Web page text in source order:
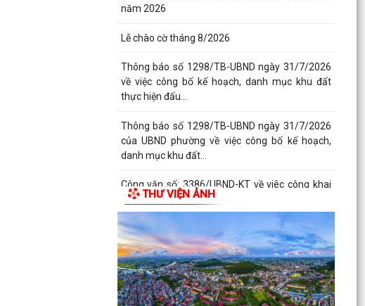
năm 2026
Lễ chào cờ tháng 8/2026
Thông báo số 1298/TB-UBND ngày 31/7/2026
về việc công bố kế hoạch, danh mục khu đất
thực hiện đấu...
Thông báo số 1298/TB-UBND ngày 31/7/2026
của UBND phường về việc công bố kế hoạch,
danh mục khu đất...
Công văn số: 3386/UBND-KT về viêc công khai
Quyết định số 2558/QĐ-UBND ngày 02/7/2026
của Ủy ban...
Các chí lãnh đạo Đảng ủy, HĐND, UBND phường
Kiến An và Công đoàn phường dâng hương
tưởng niệm đồng...
Công văn số 3385/UBND-KT ngày 29/7/2026
THƯ VIỆN ẢNH